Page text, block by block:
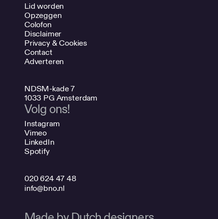
Lid worden
Opzeggen
Colofon
Disclaimer
Privacy & Cookies
Contact
Adverteren
NDSM-kade 7
1033 PG Amsterdam
Volg ons!
Instagram
Vimeo
LinkedIn
Spotify
020 624 47 48
info@bno.nl